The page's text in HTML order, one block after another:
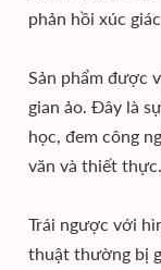
phản hồi xúc giác.
Sản phẩm được
gian ảo. Đây là
học, đem công
văn và thiết thực.
Trái ngược với
thuật thường bị